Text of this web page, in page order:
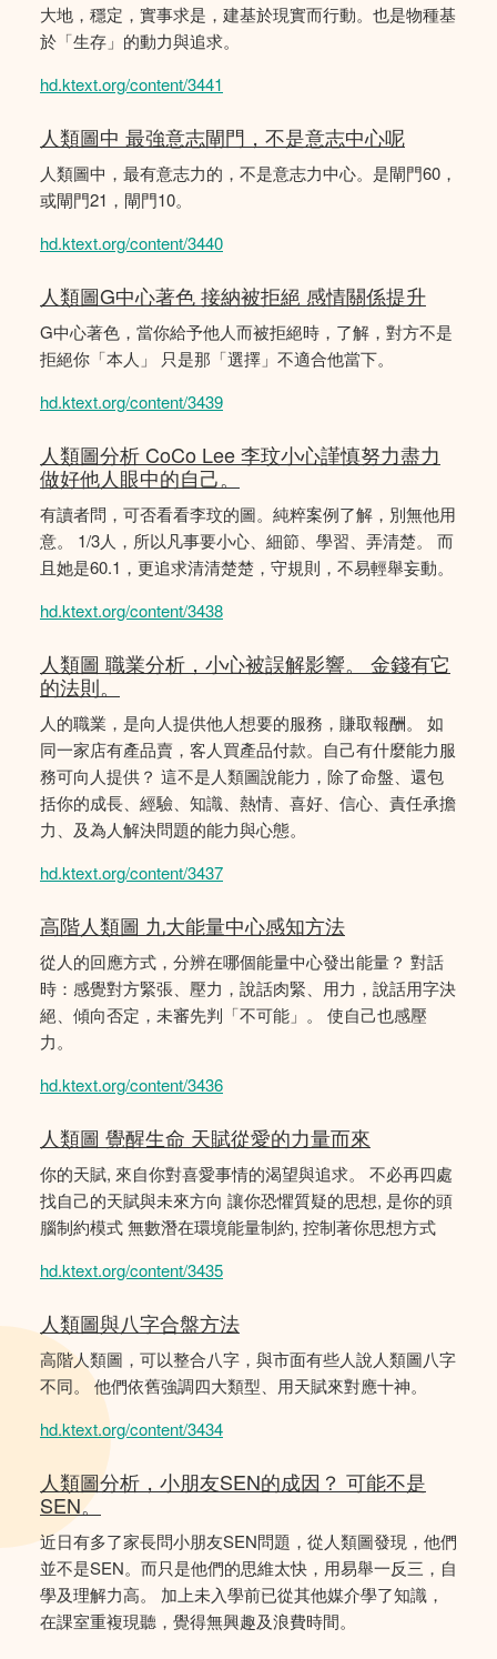
大地，穩定，實事求是，建基於現實而行動。也是物種基
於「生存」的動力與追求。
hd.ktext.org/content/3441
人類圖中 最強意志閘門，不是意志中心呢
人類圖中，最有意志力的，不是意志力中心。是閘門60，
或閘門21，閘門10。
hd.ktext.org/content/3440
人類圖G中心著色 接納被拒絕 感情關係提升
G中心著色，當你給予他人而被拒絕時，了解，對方不是
拒絕你「本人」 只是那「選擇」不適合他當下。
hd.ktext.org/content/3439
人類圖分析 CoCo Lee 李玟小心謹慎努力盡力
做好他人眼中的自己。
有讀者問，可否看看李玟的圖。純粹案例了解，別無他用
意。 1/3人，所以凡事要小心、細節、學習、弄清楚。 而
且她是60.1，更追求清清楚楚，守規則，不易輕舉妄動。
hd.ktext.org/content/3438
人類圖 職業分析，小心被誤解影響。 金錢有它
的法則。
人的職業，是向人提供他人想要的服務，賺取報酬。 如
同一家店有產品賣，客人買產品付款。自己有什麼能力服
務可向人提供？ 這不是人類圖說能力，除了命盤、還包
括你的成長、經驗、知識、熱情、喜好、信心、責任承擔
力、及為人解決問題的能力與心態。
hd.ktext.org/content/3437
高階人類圖 九大能量中心感知方法
從人的回應方式，分辨在哪個能量中心發出能量？ 對話
時：感覺對方緊張、壓力，說話肉緊、用力，說話用字決
絕、傾向否定，未審先判「不可能」。 使自己也感壓
力。
hd.ktext.org/content/3436
人類圖 覺醒生命 天賦從愛的力量而來
你的天賦, 來自你對喜愛事情的渴望與追求。 不必再四處
找自己的天賦與未來方向 讓你恐懼質疑的思想, 是你的頭
腦制約模式 無數潛在環境能量制約, 控制著你思想方式
hd.ktext.org/content/3435
人類圖與八字合盤方法
高階人類圖，可以整合八字，與市面有些人說人類圖八字
不同。 他們依舊強調四大類型、用天賦來對應十神。
hd.ktext.org/content/3434
人類圖分析，小朋友SEN的成因？ 可能不是
SEN。
近日有多了家長問小朋友SEN問題，從人類圖發現，他們
並不是SEN。而只是他們的思維太快，用易舉一反三，自
學及理解力高。 加上未入學前已從其他媒介學了知識，
在課室重複現聽，覺得無興趣及浪費時間。